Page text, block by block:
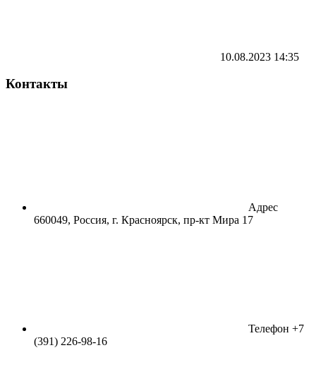
10.08.2023 14:35
Контакты
Адрес
660049, Россия, г. Красноярск, пр-кт Мира 17
Телефон +7
(391) 226-98-16